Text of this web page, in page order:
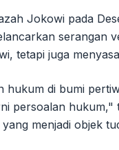
Jokowi pada
serangan
tetapi juga
di bumi
persoalan
menjadi objek